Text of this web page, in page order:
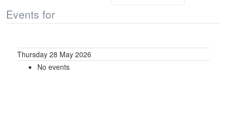
Events for
Thursday 28 May 2026
No events